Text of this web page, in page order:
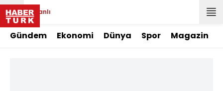
Canlı
Gündem Ekonomi Dünya Spor Magazin